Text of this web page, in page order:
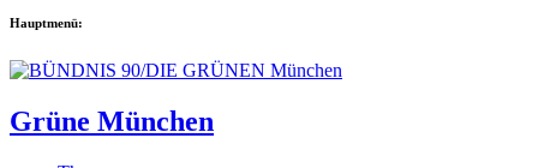
Hauptmenü:
Grüne München